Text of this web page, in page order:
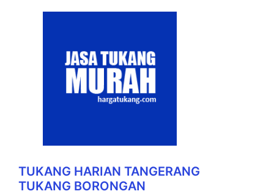
TUKANG HARIAN TANGERANG
TUKANG BORONGAN